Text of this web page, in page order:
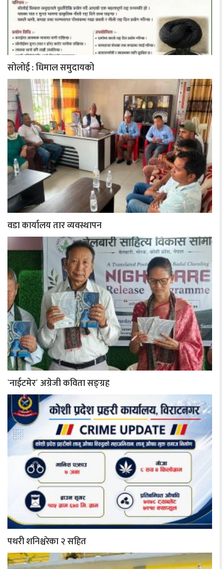
सोलोई : धिमाल समुदायको
वडा कार्यालय तार व्यवस्थापन
`नाईटमेर´ अग्रेजी कविता सङ्ग्रह
पथरी शनिश्चरेका २ सहित